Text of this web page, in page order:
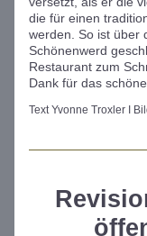
die für einen
werden. So ist über
Schönenwerd
Restaurant zum
Dank für das
Text Yvonne Troxler I